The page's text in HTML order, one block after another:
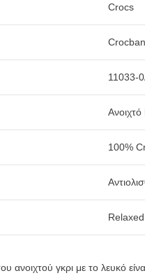
Crocs
11033-
100%
ανοιχτού γκρι με το λευκό